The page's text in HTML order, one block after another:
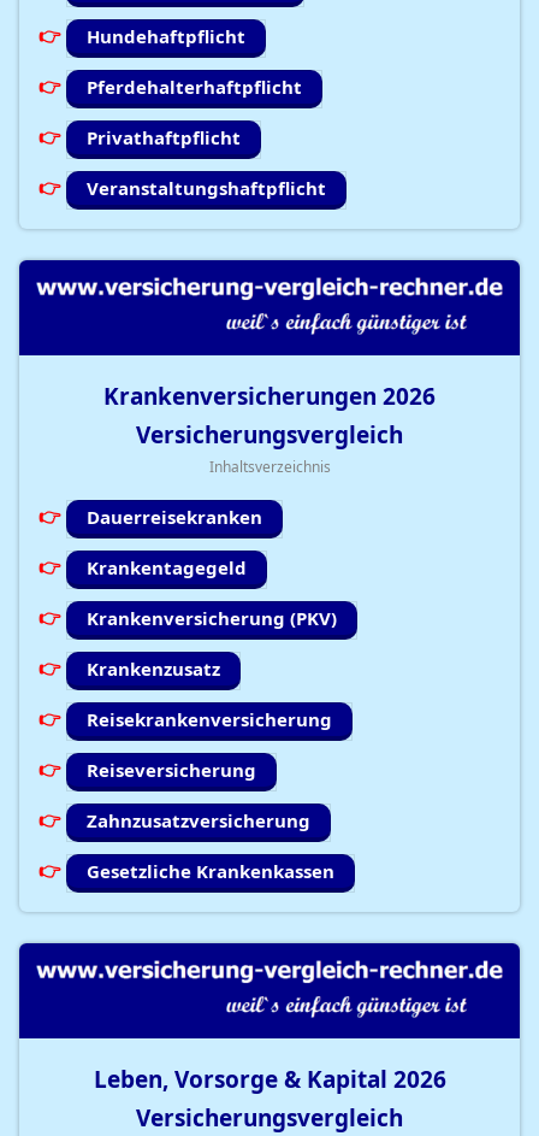
Hundehaftpflicht
Pferdehalterhaftpflicht
Privathaftpflicht
Veranstaltungshaftpflicht
Krankenversicherungen 2026
Versicherungsvergleich
Inhaltsverzeichnis
Dauerreisekranken
Krankentagegeld
Krankenversicherung (PKV)
Krankenzusatz
Reisekrankenversicherung
Reiseversicherung
Zahnzusatzversicherung
Gesetzliche Krankenkassen
Leben, Vorsorge & Kapital 2026
Versicherungsvergleich